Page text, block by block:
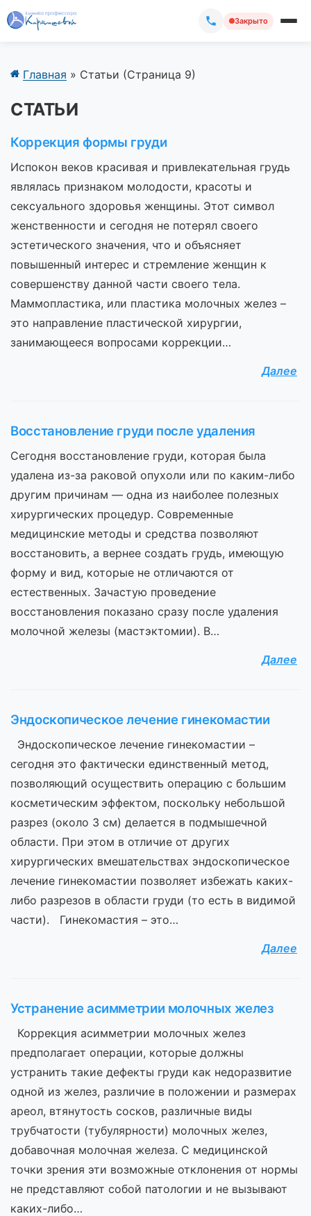
Закрыто
Главная » Статьи (Страница 9)
СТАТЬИ
Коррекция формы груди
Испокон веков красивая и привлекательная грудь
являлась признаком молодости, красоты и
сексуального здоровья женщины. Этот символ
женственности и сегодня не потерял своего
эстетического значения, что и объясняет
повышенный интерес и стремление женщин к
совершенству данной части своего тела.
Маммопластика, или пластика молочных желез –
это направление пластической хирургии,
занимающееся вопросами коррекции…
Далее
Восстановление груди после удаления
Сегодня восстановление груди, которая была
удалена из-за раковой опухоли или по каким-либо
другим причинам — одна из наиболее полезных
хирургических процедур. Современные
медицинские методы и средства позволяют
восстановить, а вернее создать грудь, имеющую
форму и вид, которые не отличаются от
естественных. Зачастую проведение
восстановления показано сразу после удаления
молочной железы (мастэктомии). В…
Далее
Эндоскопическое лечение гинекомастии
Эндоскопическое лечение гинекомастии –
сегодня это фактически единственный метод,
позволяющий осуществить операцию с большим
косметическим эффектом, поскольку небольшой
разрез (около 3 см) делается в подмышечной
области. При этом в отличие от других
хирургических вмешательствах эндоскопическое
лечение гинекомастии позволяет избежать каких-
либо разрезов в области груди (то есть в видимой
части). Гинекомастия – это…
Далее
Устранение асимметрии молочных желез
Коррекция асимметрии молочных желез
предполагает операции, которые должны
устранить такие дефекты груди как недоразвитие
одной из желез, различие в положении и размерах
ареол, втянутость сосков, различные виды
трубчатости (тубулярности) молочных желез,
добавочная молочная железа. С медицинской
точки зрения эти возможные отклонения от нормы
не представляют собой патологии и не вызывают
каких-либо…